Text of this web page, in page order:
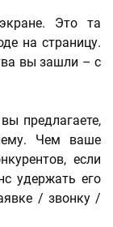
Это та
на страницу.
вы зашли – с
предлагаете,
Чем ваше
если
удержать его
/ звонку /